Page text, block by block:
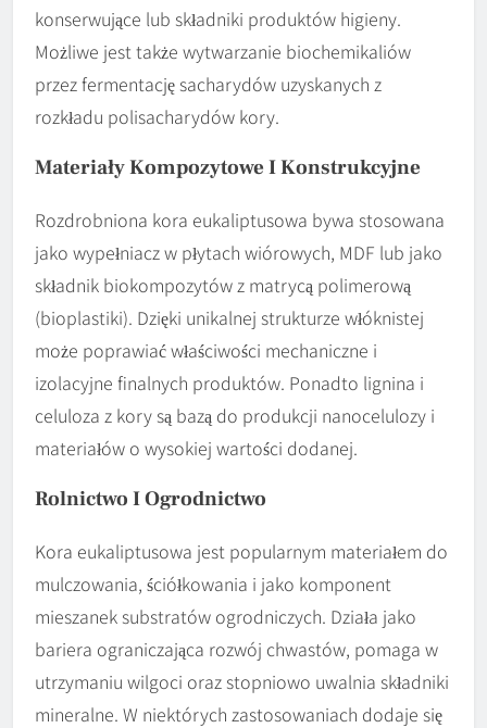
konserwujące lub składniki produktów higieny.
Możliwe jest także wytwarzanie biochemikaliów
przez fermentację sacharydów uzyskanych z
rozkładu polisacharydów kory.
Materiały Kompozytowe I Konstrukcyjne
Rozdrobniona kora eukaliptusowa bywa stosowana
jako wypełniacz w płytach wiórowych, MDF lub jako
składnik biokompozytów z matrycą polimerową
(bioplastiki). Dzięki unikalnej strukturze włóknistej
może poprawiać właściwości mechaniczne i
izolacyjne finalnych produktów. Ponadto lignina i
celuloza z kory są bazą do produkcji nanocelulozy i
materiałów o wysokiej wartości dodanej.
Rolnictwo I Ogrodnictwo
Kora eukaliptusowa jest popularnym materiałem do
mulczowania, ściółkowania i jako komponent
mieszanek substratów ogrodniczych. Działa jako
bariera ograniczająca rozwój chwastów, pomaga w
utrzymaniu wilgoci oraz stopniowo uwalnia składniki
mineralne. W niektórych zastosowaniach dodaje się